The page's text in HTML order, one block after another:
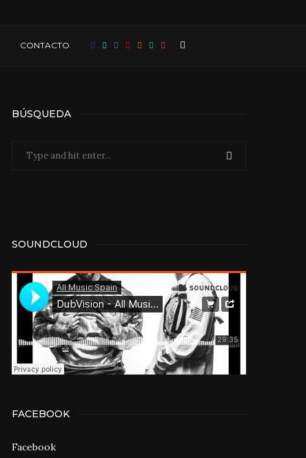
CONTACTO
BÚSQUEDA
SOUNDCLOUD
FACEBOOK
Facebook